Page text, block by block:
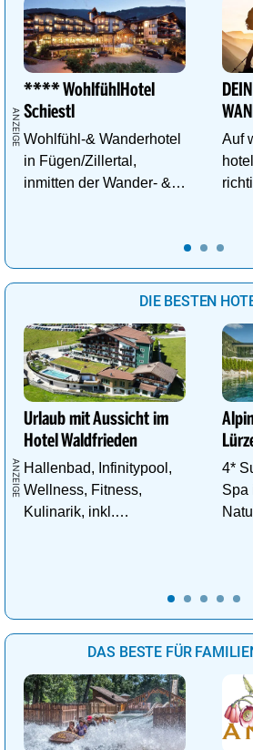
**** WohlfühlHotel
Schiestl
Wohlfühl-& Wanderhotel
in Fügen/Zillertal,
inmitten der Wander- &
Auf
DIE BESTEN
Urlaub mit Aussicht im
Hotel Waldfrieden
Hallenbad, Infinitypool,
Wellness, Fitness,
Kulinarik, inkl.
4*
Spa
DAS BESTE FÜR